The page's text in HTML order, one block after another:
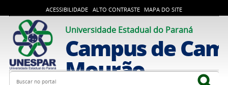
ACESSIBILIDADE ALTO CONTRASTE MAPA DO SITE
Universidade Estadual do Paraná
Campus de
Mourão
Busca